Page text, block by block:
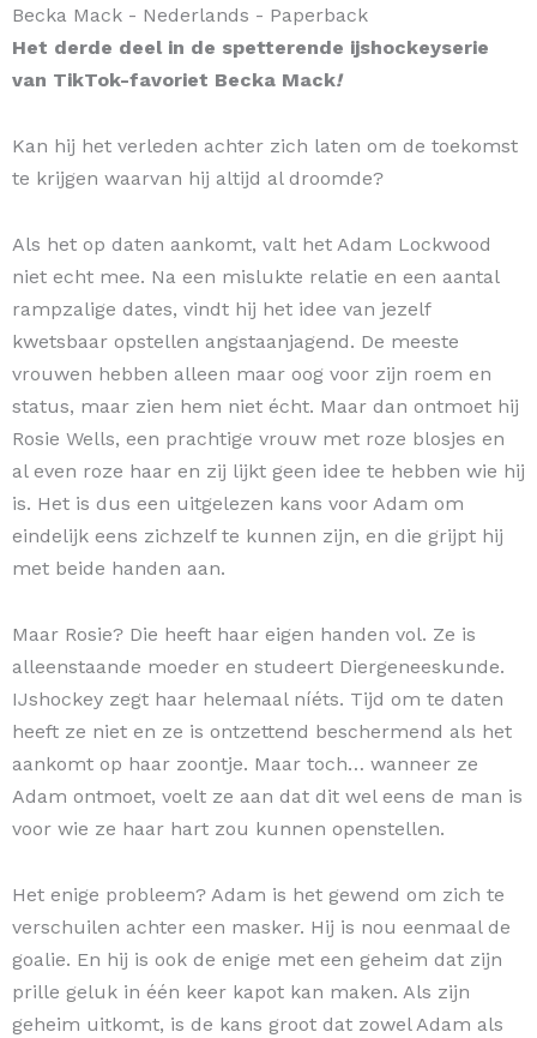
Becka Mack - Nederlands - Paperback
Het derde deel in de spetterende ijshockeyserie
van TikTok-favoriet Becka Mack!
Kan hij het verleden achter zich laten om de toekomst
te krijgen waarvan hij altijd al droomde?
Als het op daten aankomt, valt het Adam Lockwood
niet echt mee. Na een mislukte relatie en een aantal
rampzalige dates, vindt hij het idee van jezelf
kwetsbaar opstellen angstaanjagend. De meeste
vrouwen hebben alleen maar oog voor zijn roem en
status, maar zien hem niet écht. Maar dan ontmoet hij
Rosie Wells, een prachtige vrouw met roze blosjes en
al even roze haar en zij lijkt geen idee te hebben wie hij
is. Het is dus een uitgelezen kans voor Adam om
eindelijk eens zichzelf te kunnen zijn, en die grijpt hij
met beide handen aan.
Maar Rosie? Die heeft haar eigen handen vol. Ze is
alleenstaande moeder en studeert Diergeneeskunde.
IJshockey zegt haar helemaal níéts. Tijd om te daten
heeft ze niet en ze is ontzettend beschermend als het
aankomt op haar zoontje. Maar toch… wanneer ze
Adam ontmoet, voelt ze aan dat dit wel eens de man is
voor wie ze haar hart zou kunnen openstellen.
Het enige probleem? Adam is het gewend om zich te
verschuilen achter een masker. Hij is nou eenmaal de
goalie. En hij is ook de enige met een geheim dat zijn
prille geluk in één keer kapot kan maken. Als zijn
geheim uitkomt, is de kans groot dat zowel Adam als